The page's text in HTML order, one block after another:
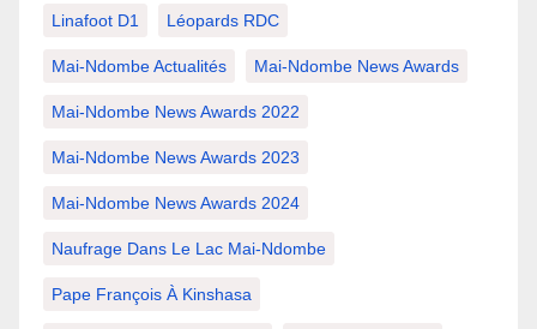
Linafoot D1 Léopards RDC
Mai-Ndombe Actualités Mai-Ndombe News Awards
Mai-Ndombe News Awards 2022
Mai-Ndombe News Awards 2023
Mai-Ndombe News Awards 2024
Naufrage Dans Le Lac Mai-Ndombe
Pape François À Kinshasa